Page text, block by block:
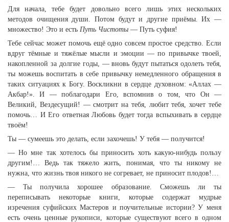
Для начала, тебе будет довольно всего лишь этих нескольких
методов очищения души. Потом будут и другие приёмы. Их —
множество! Это и есть Путь Чистоты — Путь суфия!
Тебе сейчас может помочь ещё одно совсем простое средство. Если
вдруг тёмные и тяжёлые мысли и эмоции — по привычке твоей,
накопленной за долгие годы, — вновь будут пытаться одолеть тебя,
ты можешь воспитать в себе привычку немедленного обращения в
таких ситуациях к Богу. Воскликни в сердце духовном: «Аллах —
Акбар!». И — поблагодари Его, вспомнив о том, что Он —
Великий, Вездесущий! — смотрит на тебя, любит тебя, хочет тебе
помочь… И Его ответная Любовь будет тогда вспыхивать в сердце
твоём!
Ты — сумеешь это делать, если захочешь! У тебя — получится!
— Но мне так хотелось бы приносить хоть какую-нибудь пользу
другим!… Ведь так тяжело жить, понимая, что ты никому не
нужна, что жизнь твоя никого не согревает, не приносит плодов!…
— Ты получила хорошее образование. Сможешь ли ты
переписывать некоторые книги, которые содержат мудрые
изречения суфийских Мастеров и поучительные истории? У меня
есть очень ценные рукописи, которые существуют всего в одном